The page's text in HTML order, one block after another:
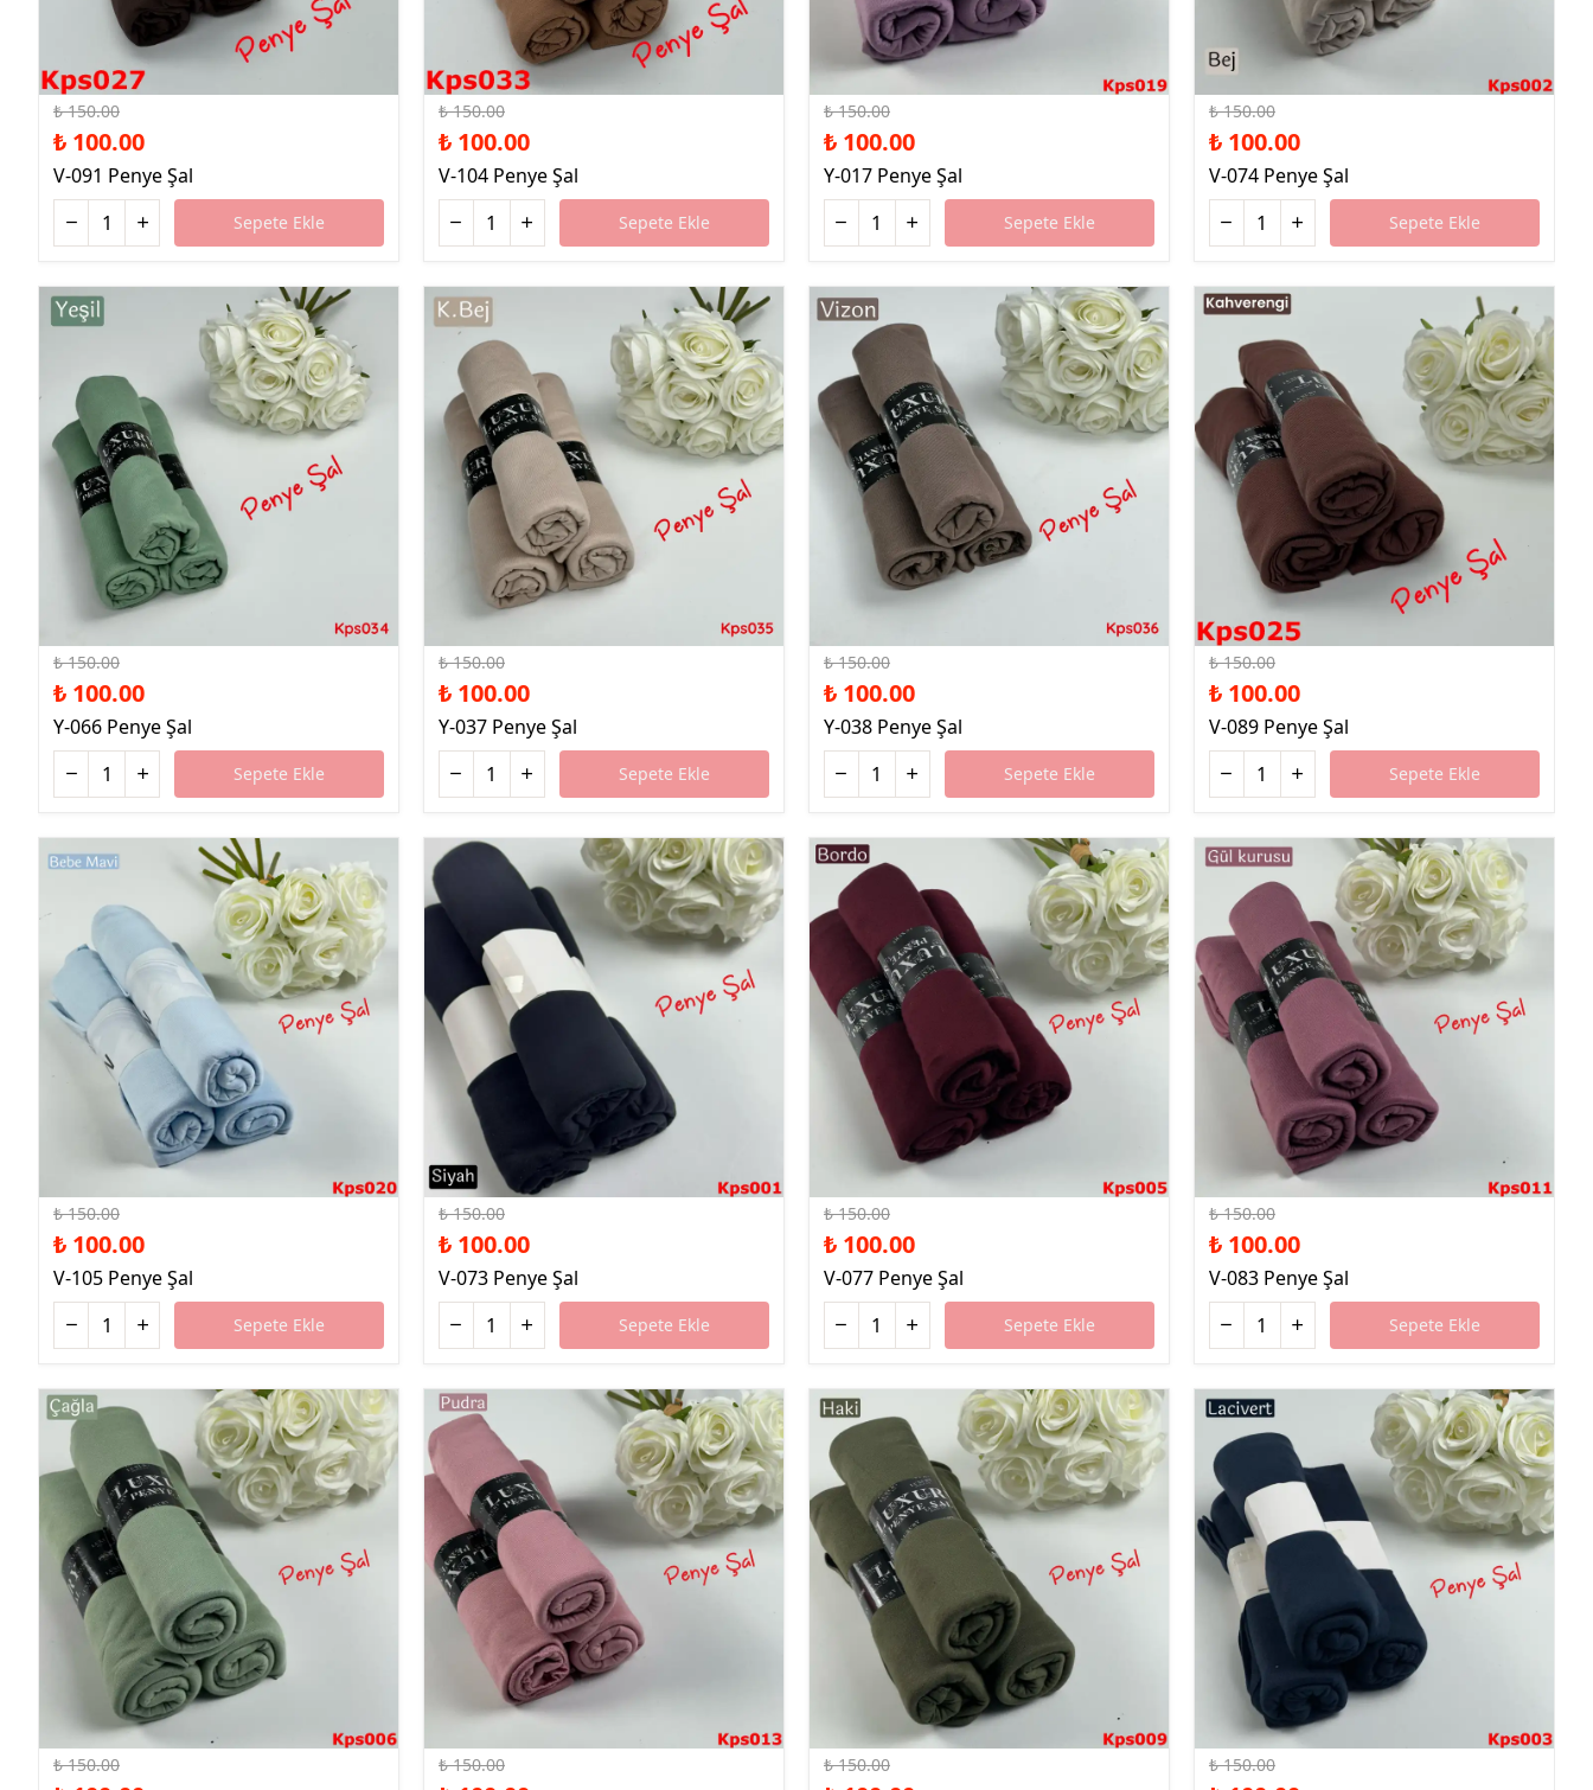
%33 İndirim
₺ 150.00
₺ 100.00
V-091 Penye Şal
Sepete Ekle
%33 İndirim
₺ 150.00
₺ 100.00
V-104 Penye Şal
Sepete Ekle
%33 İndirim
₺ 150.00
₺ 100.00
Y-017 Penye Şal
Sepete Ekle
%33 İndirim
₺ 150.00
₺ 100.00
V-074 Penye Şal
Sepete Ekle
₺ 150.00
₺ 100.00
Y-066 Penye Şal
Sepete Ekle
₺ 150.00
₺ 100.00
Y-037 Penye Şal
Sepete Ekle
₺ 150.00
₺ 100.00
Y-038 Penye Şal
Sepete Ekle
%33 İndirim
₺ 150.00
₺ 100.00
V-089 Penye Şal
Sepete Ekle
₺ 150.00
₺ 100.00
V-105 Penye Şal
Sepete Ekle
%33 İndirim
₺ 150.00
₺ 100.00
V-073 Penye Şal
Sepete Ekle
%33 İndirim
₺ 150.00
₺ 100.00
V-077 Penye Şal
Sepete Ekle
%33 İndirim
₺ 150.00
₺ 100.00
V-083 Penye Şal
Sepete Ekle
%33 İndirim
₺ 150.00 ₺ 150.00 ₺ 150.00
%33 İndirim
₺ 150.00